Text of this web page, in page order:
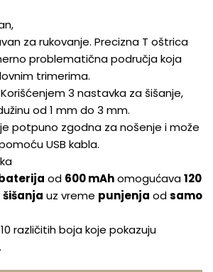
za rukovanje. Precizna T oštrica
problematična područja koja
trimerima.
3 nastavka za šišanje,
od 1 mm do 3 mm.
potpuno zgodna za nošenje i može
USB kabla.
od 600 mAhomogućava120
uz vreme punjenja odsamo
različitih boja koje pokazuju